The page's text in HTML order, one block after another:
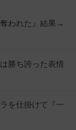
われた』結果→
勝ち誇った表情
を仕掛けて『一